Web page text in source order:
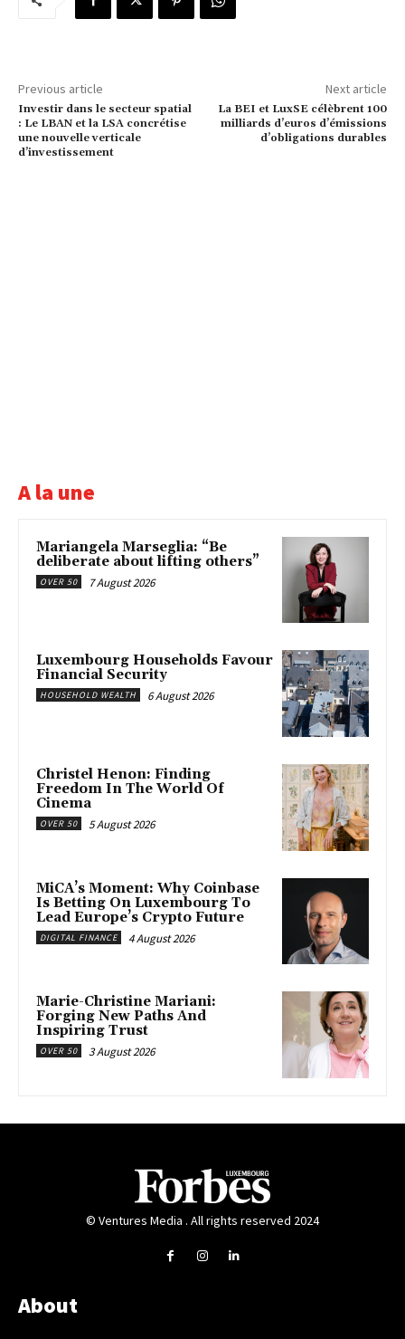
Previous article
Investir dans le secteur spatial
: Le LBAN et la LSA concrétise
une nouvelle verticale
d’investissement
Next article
La BEI et LuxSE célèbrent 100
milliards d’euros d’émissions
d’obligations durables
A la une
Mariangela Marseglia: “Be
deliberate about lifting others”
OVER 50 7 August 2026
Luxembourg Households Favour
Financial Security
HOUSEHOLD WEALTH 6 August 2026
Christel Henon: Finding
Freedom In The World Of
Cinema
OVER 50 5 August 2026
MiCA’s Moment: Why Coinbase
Is Betting On Luxembourg To
Lead Europe’s Crypto Future
DIGITAL FINANCE 4 August 2026
Marie-Christine Mariani:
Forging New Paths And
Inspiring Trust
OVER 50 3 August 2026
© Ventures Media . All rights reserved 2024
About